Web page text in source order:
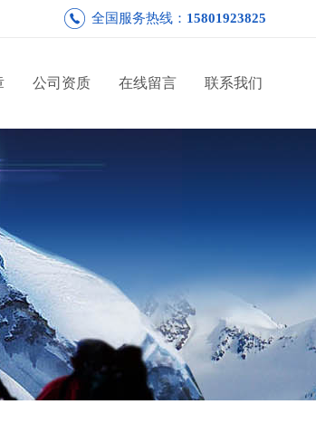
全国服务热线： 15801923825
公司资质 在线留言 联系我们